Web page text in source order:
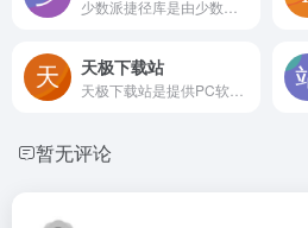
天极下载站
暂无评论